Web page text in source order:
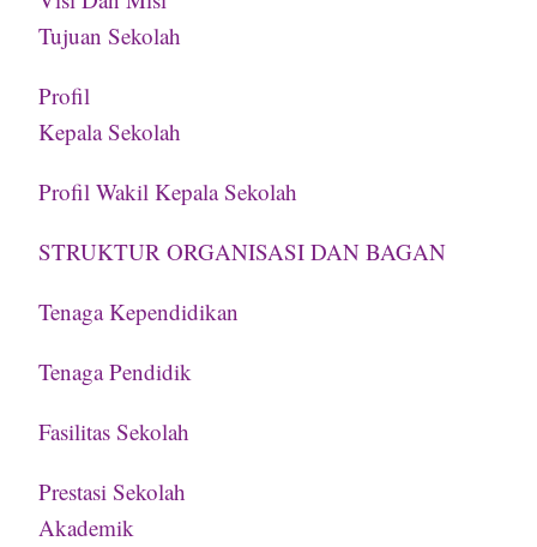
Tujuan Sekolah
Profil
Kepala Sekolah
Profil Wakil Kepala Sekolah
STRUKTUR ORGANISASI DAN BAGAN
Tenaga Kependidikan
Tenaga Pendidik
Fasilitas Sekolah
Prestasi Sekolah
Akademik